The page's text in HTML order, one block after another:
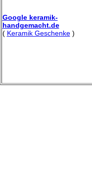
Google keramik-
handgemacht.de
( Keramik Geschenke)